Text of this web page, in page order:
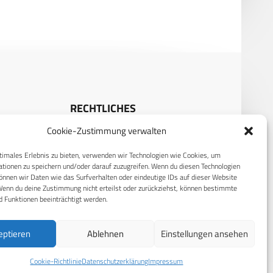
Cookie-Zustimmung verwalten
Erlebnis zu bieten, verwenden wir Technologien wie Cookies, um
zu speichern und/oder darauf zuzugreifen. Wenn du diesen Technologien
wir Daten wie das Surfverhalten oder eindeutige IDs auf dieser Website
du deine Zustimmung nicht erteilst oder zurückziehst, können bestimmte
Funktionen beeinträchtigt werden.
Ablehnen Einstellungen ansehen
Cookie-RichtlinieDatenschutzerklärungImpressum
RECHTLICHES
Datenschutzerklärung
Cookie-Richtlinie (EU)
AGB
Compliance